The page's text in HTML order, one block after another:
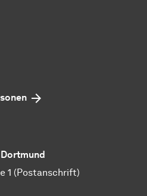
1 (Postanschrift)